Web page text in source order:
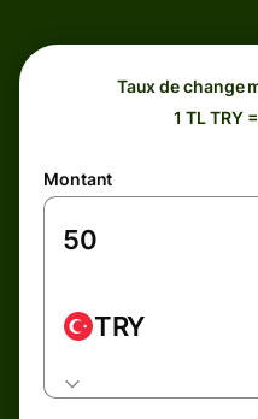
Taux de change
1 TL TRY
Montant
TRY